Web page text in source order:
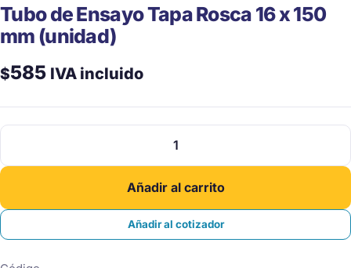
Tubo de Ensayo Tapa Rosca 16 x 150
mm (unidad)
$585 IVA incluido
Tubo
Ensayo
Rosca
16
Añadir al carrito
Añadir al cotizador